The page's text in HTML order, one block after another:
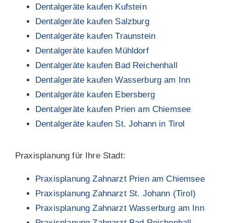
Dentalgeräte kaufen Kufstein
Dentalgeräte kaufen Salzburg
Dentalgeräte kaufen Traunstein
Dentalgeräte kaufen Mühldorf
Dentalgeräte kaufen Bad Reichenhall
Dentalgeräte kaufen Wasserburg am Inn
Dentalgeräte kaufen Ebersberg
Dentalgeräte kaufen Prien am Chiemsee
Dentalgeräte kaufen St. Johann in Tirol
Praxisplanung für Ihre Stadt:
Praxisplanung Zahnarzt Prien am Chiemsee
Praxisplanung Zahnarzt St. Johann (Tirol)
Praxisplanung Zahnarzt Wasserburg am Inn